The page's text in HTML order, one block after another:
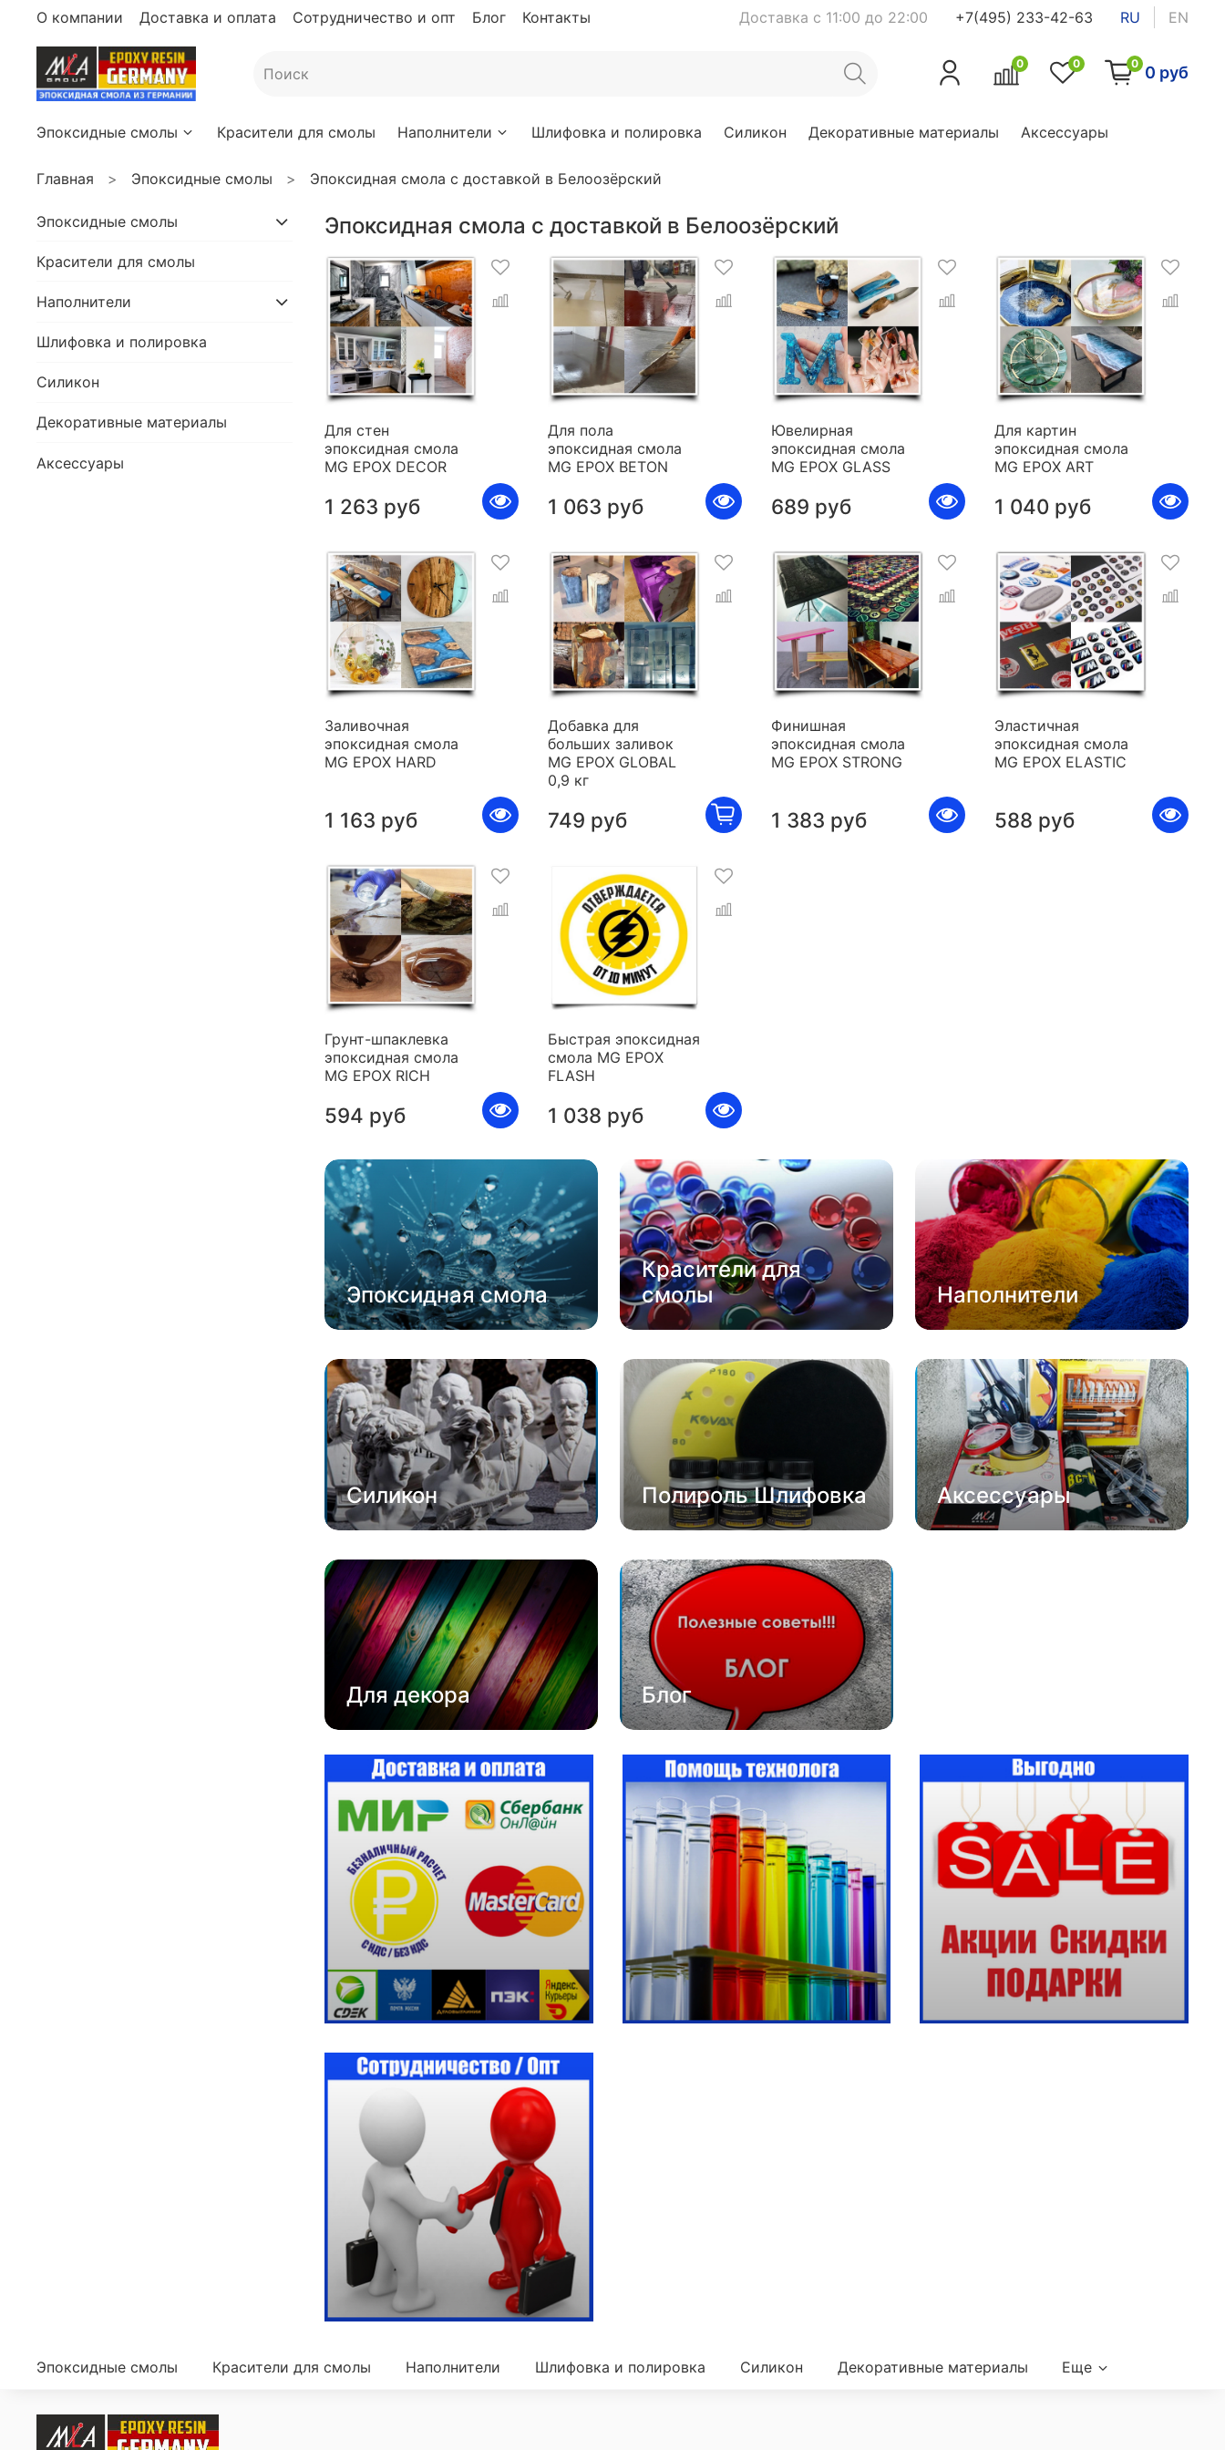
О компании Доставка и оплата Сотрудничество и опт Блог Контакты Доставка с 11:00 до 22:00 +7(495) 233-42-63 RU EN
0 0 0 0 руб
Эпоксидные смолы Красители для смолы Наполнители Шлифовка и полировка Силикон Декоративные материалы Аксессуары
Главная Эпоксидные смолы Эпоксидная смола с доставкой в Белоозёрский
Эпоксидная смола с доставкой в Белоозёрский
Для стен
эпоксидная смола
MG EPOX DECOR
1 263 руб
Для пола
эпоксидная смола
MG EPOX BETON
1 063 руб
Ювелирная
эпоксидная смола
MG EPOX GLASS
689 руб
Для картин
эпоксидная смола
MG EPOX ART
1 040 руб
Заливочная
эпоксидная смола
MG EPOX HARD
1 163 руб
Добавка для
больших заливок
MG EPOX GLOBAL
0,9 кг
749 руб
Финишная
эпоксидная смола
MG EPOX STRONG
1 383 руб
Эластичная
эпоксидная смола
MG EPOX ELASTIC
588 руб
Грунт-шпаклевка
эпоксидная смола
MG EPOX RICH
594 руб
Быстрая эпоксидная
смола MG EPOX
FLASH
1 038 руб
Эпоксидная смола
Красители для
смолы
Наполнители
Силикон Полироль Шлифовка Аксессуары
Для декора Блог
Эпоксидные смолы
Красители для смолы
Наполнители
Шлифовка и полировка
Силикон
Декоративные материалы
Аксессуары
Эпоксидные смолы Красители для смолы Наполнители Шлифовка и полировка Силикон Декоративные материалы Еще